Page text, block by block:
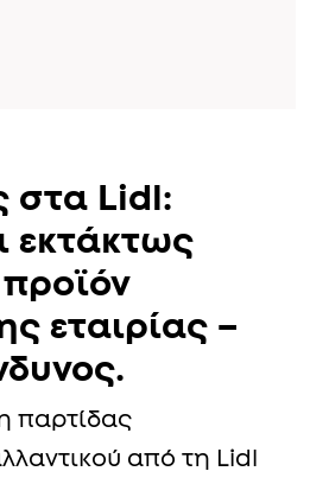
στα Lidl:
εκτάκτως
εταιρίας –
παρτίδας
από τη Lidl